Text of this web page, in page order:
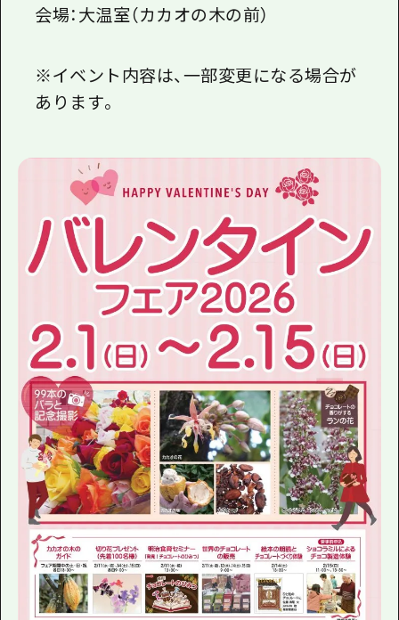
会場：大温室（カカオの木の前）
※イベント内容は、一部変更になる場合が
あります。